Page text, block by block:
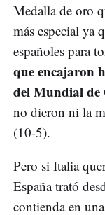
Medalla de oro
más especial ya
españoles para
que encajaron
del Mundial de
no dieron ni la
(10-5).
Pero si Italia
España trató
contienda en una